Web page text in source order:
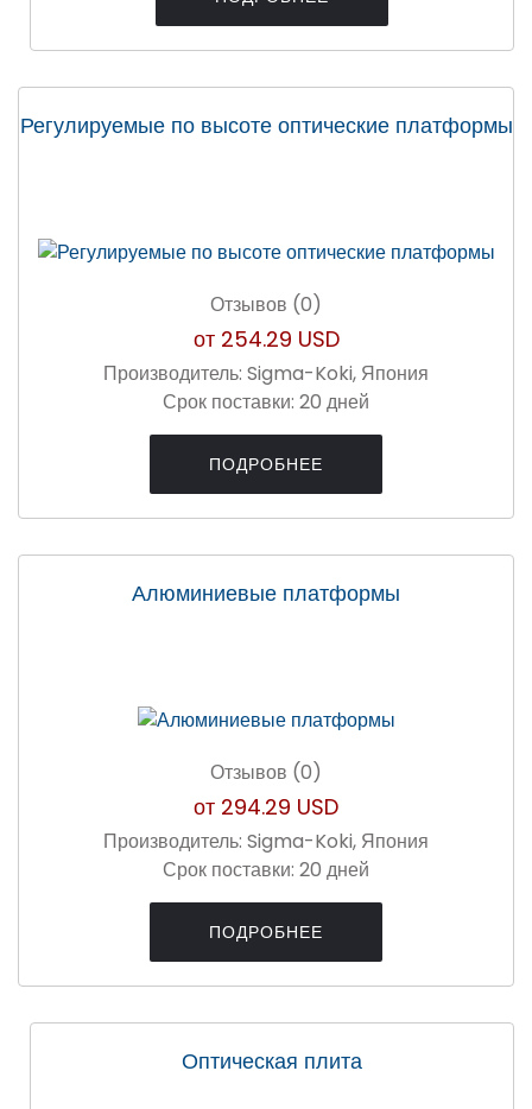
Регулируемые по высоте оптические платформы
Отзывов (0)
от 254.29 USD
Производитель: Sigma-Koki, Япония
Срок поставки: 20 дней
ПОДРОБНЕЕ
Алюминиевые платформы
Отзывов (0)
от 294.29 USD
Производитель: Sigma-Koki, Япония
Срок поставки: 20 дней
ПОДРОБНЕЕ
Оптическая плита